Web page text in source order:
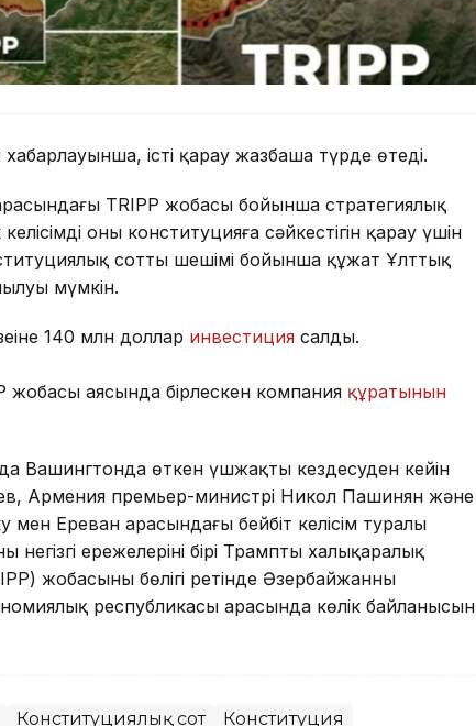
істі қарау жазбаша түрде өтеді.
TRIPP жобасы бойынша стратегиялық
оның конституцияға сәйкестігін қарау үшін
соттың шешімі бойынша құжат Ұлттық
мүмкін.
140 млн доллар инвестиция салды.
аясында бірлескен компания құратынын
Вашингтонда өткен үшжақты кездесуден кейін
Армения премьер-министрі Никол Пашинян және
Ереван арасындағы бейбіт келісім туралы
ережелерінің бірі Трамптың халықаралық
жобасының бөлігі ретінде Әзербайжанның
республикасы арасында көлік байланысын
Конституциялық сот Конституция